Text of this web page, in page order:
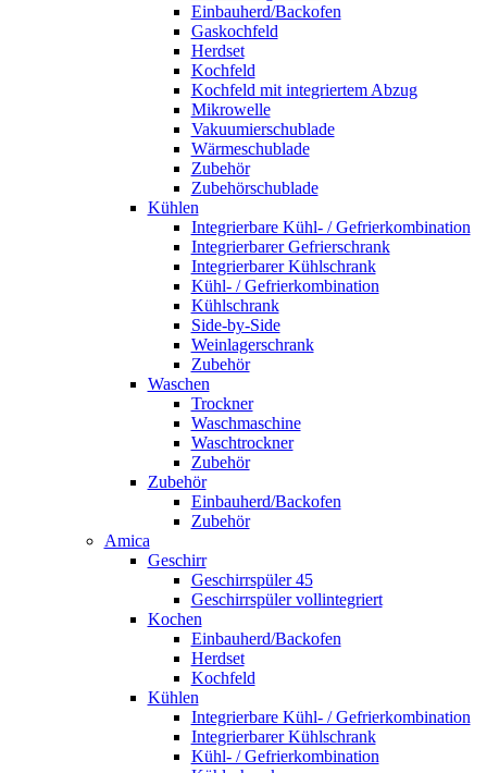
Einbauherd/Backofen
Gaskochfeld
Herdset
Kochfeld
Kochfeld mit integriertem Abzug
Mikrowelle
Vakuumierschublade
Wärmeschublade
Zubehör
Zubehörschublade
Kühlen
Integrierbare Kühl- / Gefrierkombination
Integrierbarer Gefrierschrank
Integrierbarer Kühlschrank
Kühl- / Gefrierkombination
Kühlschrank
Side-by-Side
Weinlagerschrank
Zubehör
Waschen
Trockner
Waschmaschine
Waschtrockner
Zubehör
Zubehör
Einbauherd/Backofen
Zubehör
Amica
Geschirr
Geschirrspüler 45
Geschirrspüler vollintegriert
Kochen
Einbauherd/Backofen
Herdset
Kochfeld
Kühlen
Integrierbare Kühl- / Gefrierkombination
Integrierbarer Kühlschrank
Kühl- / Gefrierkombination